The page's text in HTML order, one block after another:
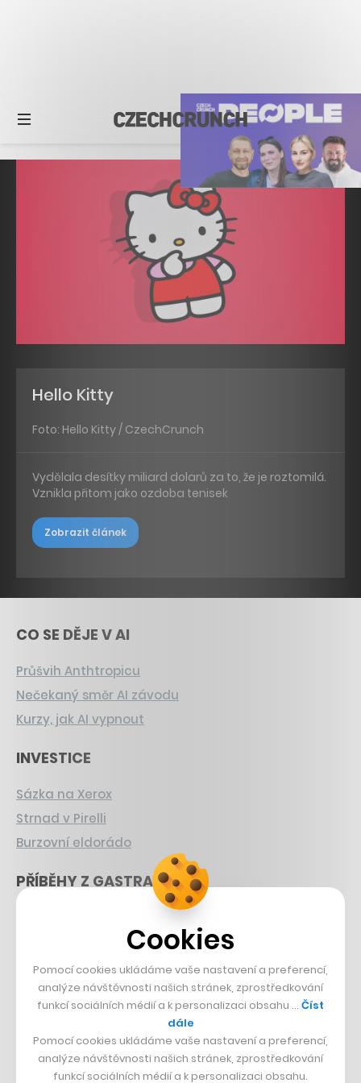
Hello Kitty
Foto: Hello Kitty / CzechCrunch
Vydělala desítky miliard dolarů za to, že je roztomilá.
Vznikla přitom jako ozdoba tenisek
Zobrazit článek
CO SE DĚJE V AI
Průšvih Anthtropicu
Nečekaný směr AI závodu
Kurzy, jak AI vypnout
INVESTICE
Sázka na Xerox
Strnad v Pirelli
Burzovní eldorádo
PŘÍBĚHY Z GASTRA
Francouzský šéfkuchař na Šumavě
Dva golfisti, co pečou
DESIGN
Bomma není tichá
Originální hodinky
Cookies
Pomocí cookies ukládáme vaše nastavení a preferencí,
analýze návštěvnosti našich stránek, zprostředkování
funkcí sociálních médií a k personalizaci obsahu … Číst
dále
Pomocí cookies ukládáme vaše nastavení a preferencí,
analýze návštěvnosti našich stránek, zprostředkování
funkcí sociálních médií a k personalizaci obsahu.